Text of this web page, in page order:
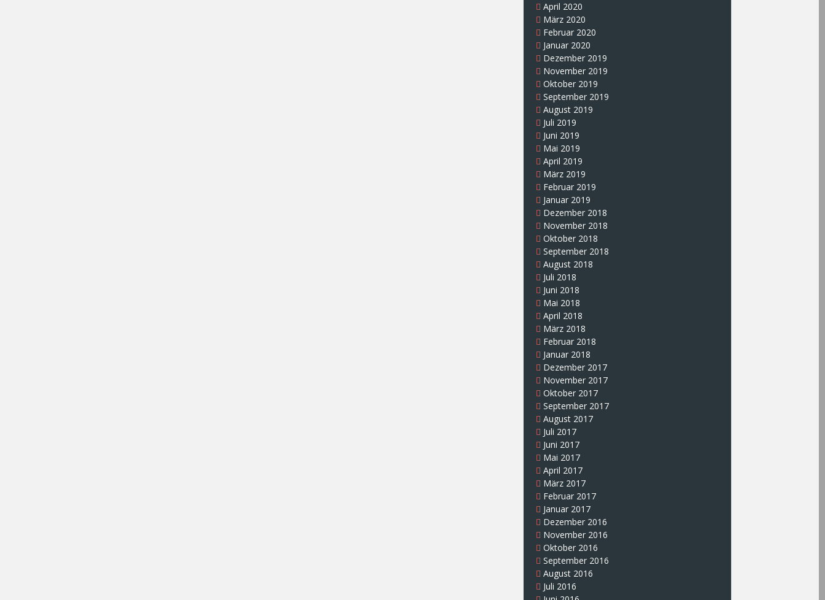
April 2020
März 2020
Februar 2020
Januar 2020
Dezember 2019
November 2019
Oktober 2019
September 2019
August 2019
Juli 2019
Juni 2019
Mai 2019
April 2019
März 2019
Februar 2019
Januar 2019
Dezember 2018
November 2018
Oktober 2018
September 2018
August 2018
Juli 2018
Juni 2018
Mai 2018
April 2018
März 2018
Februar 2018
Januar 2018
Dezember 2017
November 2017
Oktober 2017
September 2017
August 2017
Juli 2017
Juni 2017
Mai 2017
April 2017
März 2017
Februar 2017
Januar 2017
Dezember 2016
November 2016
Oktober 2016
September 2016
August 2016
Juli 2016